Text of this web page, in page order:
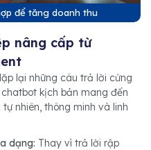
để tăng doanh thu
nâng cấp từ
lại những câu trả lời cứng
kịch bản mang đến
nhiên, thông minh và linh
dạng: Thay vì trả lời rập